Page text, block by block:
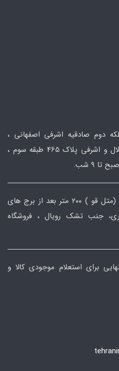
دوم صادقیه اشرفی اصفهانی ،
ابتدای جلال آل احمد ، نبش جلال و اشرفی پلاک 465 طبقه سوم ،
شعبه دوم : مازندران ، سلمانشهر (متل قو ) ۲۰۰ متر بعد از برج های
جنب تشک رویال ، فروشگاه
برای استعلام موجودی کالا و